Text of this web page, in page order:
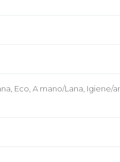
Eco, A mano/Lana, Igiene/